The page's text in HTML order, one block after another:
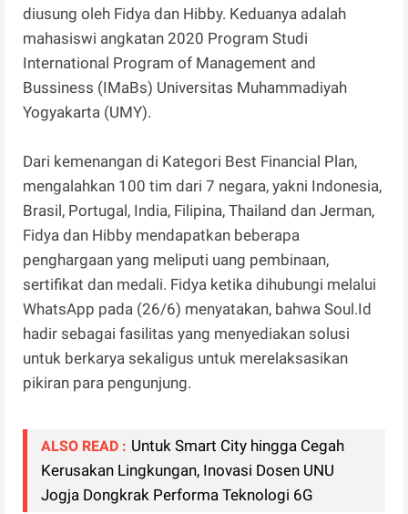
diusung oleh Fidya dan Hibby. Keduanya adalah
mahasiswi angkatan 2020 Program Studi
International Program of Management and
Bussiness (IMaBs) Universitas Muhammadiyah
Yogyakarta (UMY).
Dari kemenangan di Kategori Best Financial Plan,
mengalahkan 100 tim dari 7 negara, yakni Indonesia,
Brasil, Portugal, India, Filipina, Thailand dan Jerman,
Fidya dan Hibby mendapatkan beberapa
penghargaan yang meliputi uang pembinaan,
sertifikat dan medali. Fidya ketika dihubungi melalui
WhatsApp pada (26/6) menyatakan, bahwa Soul.Id
hadir sebagai fasilitas yang menyediakan solusi
untuk berkarya sekaligus untuk merelaksasikan
pikiran para pengunjung.
ALSO READ : Untuk Smart City hingga Cegah
Kerusakan Lingkungan, Inovasi Dosen UNU
Jogja Dongkrak Performa Teknologi 6G